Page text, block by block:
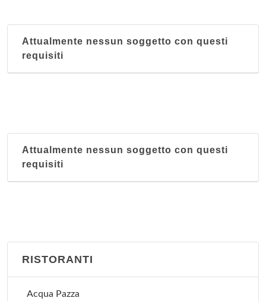
Attualmente nessun soggetto con questi
requisiti
Attualmente nessun soggetto con questi
requisiti
RISTORANTI
Acqua Pazza